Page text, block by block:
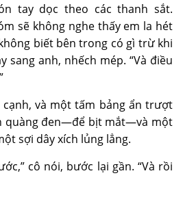
tay dọc theo các thanh sắt.
sẽ không nghe thấy em la hét
biết bên trong có gì trừ khi
sang anh, nhếch mép. “Và điều
và một tấm bảng ẩn trượt
quàng đen—để bịt mắt—và một
sợi dây xích lủng lẳng.
cô nói, bước lại gần. “Và rồi